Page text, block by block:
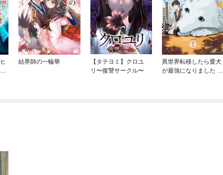
結界師の一輪華
【タテヨミ】クロユ
リ〜復讐サークル〜
異世界転移したら愛犬
が最強になりました ～